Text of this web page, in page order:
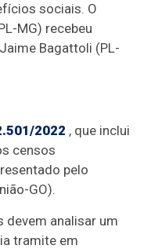
sociais. O
MG) recebeu
Bagattoli (PL-
2022 , que inclui
censos
pelo
GO).
devem analisar um
tramite em